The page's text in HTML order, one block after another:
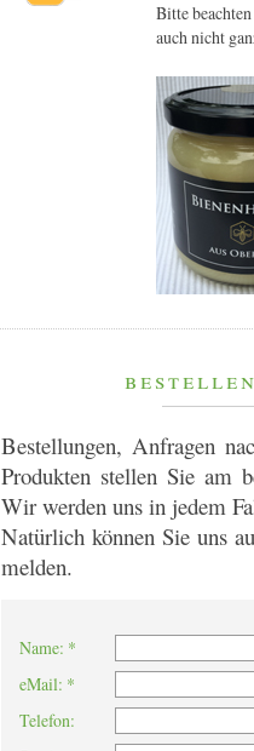
Bitte
auch nicht
Bestellungen, Anfragen
Produkten stellen Sie am
Wir werden uns in jedem
Natürlich können Sie uns
melden.
Name: *
eMail: *
Telefon: